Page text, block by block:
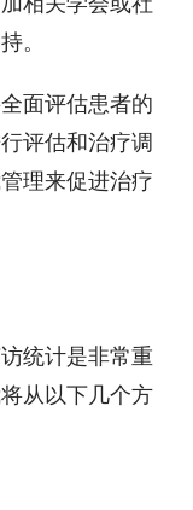
。
面评估患者的
评估和治疗调
理来促进治疗
统计是非常重
从以下几个方